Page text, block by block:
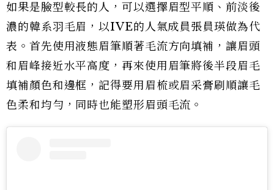
如果是臉型較長的人，可以選擇眉型平順、前淡後
濃的韓系羽毛眉，以IVE的人氣成員張員瑛做為代
表。首先使用液態眉筆順著毛流方向填補，讓眉頭
和眉峰接近水平高度，再來使用眉筆將後半段眉毛
填補顏色和邊框，記得要用眉梳或眉采膏刷順讓毛
色柔和均勻，同時也能塑形眉頭毛流。